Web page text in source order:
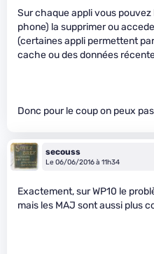
Sur chaque appli vous pouvez
phone) la supprimer ou
(certaines appli permettent
cache ou des données
Donc pour le coup on peux
secouss
Le 06/06/2016 à 11h34
Exactement, sur WP10 le
mais les MAJ sont aussi plus